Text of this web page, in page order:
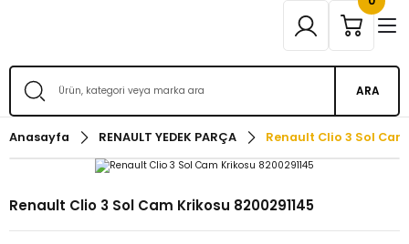
ARA
Anasayfa RENAULT YEDEK PARÇA Renault Clio 3 Sol
Renault Clio 3 Sol Cam Krikosu 8200291145